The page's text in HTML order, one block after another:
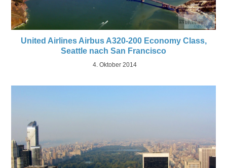
United Airlines Airbus A320-200 Economy Class,
Seattle nach San Francisco
4. Oktober 2014